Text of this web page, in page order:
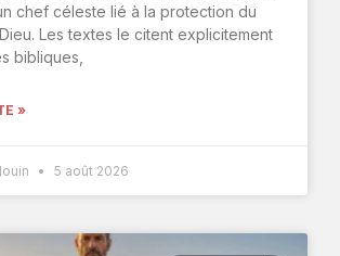
chef céleste lié à la protection du
Les textes le citent explicitement
bibliques,
»
5 août 2026